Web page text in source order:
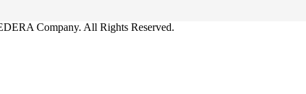
Company. All Rights Reserved.